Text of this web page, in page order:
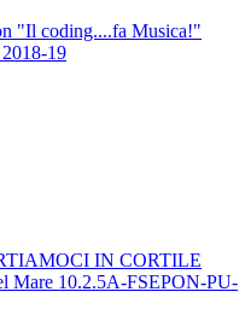
"Il coding....fa Musica!"
19
IN CORTILE
Mare 10.2.5A-FSEPON-PU-